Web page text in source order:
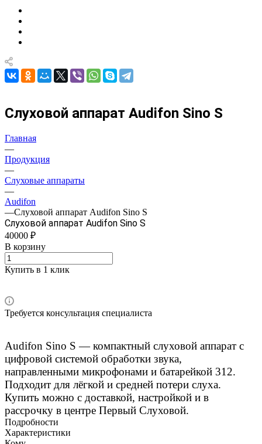
Слуховой аппарат Audifon Sino S
Главная
—
Продукция
—
Слуховые аппараты
—
Audifon
—Слуховой аппарат Audifon Sino S
Слуховой аппарат Audifon Sino S
40000 ₽
В корзину
Купить в 1 клик
Требуется консультация специалиста
Audifon Sino S — компактный слуховой аппарат с
цифровой системой обработки звука,
направленными микрофонами и батарейкой 312.
Подходит для лёгкой и средней потери слуха.
Купить можно с доставкой, настройкой и в
рассрочку в центре Первый Слуховой.
Подробности
Характеристики